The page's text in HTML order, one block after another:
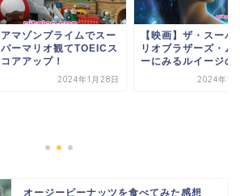
アマゾンプライムでスー
パーマリオ観てTOEICス
コアアップ！
2024年1月28日
【映画】ザ・スーパ
リオブラザーズ・ム
ーにみるルイージの
2024年1
オージーピーナッツを食べてみた感想